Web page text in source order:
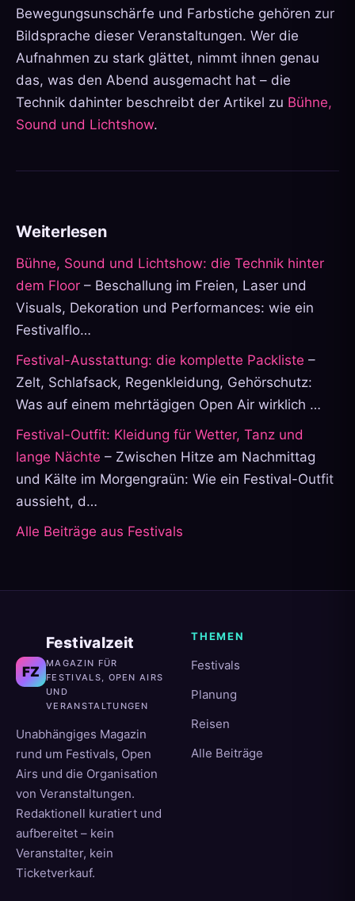
Bewegungsunschärfe und Farbstiche gehören zur
Bildsprache dieser Veranstaltungen. Wer die
Aufnahmen zu stark glättet, nimmt ihnen genau
das, was den Abend ausgemacht hat – die
Technik dahinter beschreibt der Artikel zu Bühne,
Sound und Lichtshow.
Weiterlesen
Bühne, Sound und Lichtshow: die Technik hinter
dem Floor – Beschallung im Freien, Laser und
Visuals, Dekoration und Performances: wie ein
Festivalflo…
Festival-Ausstattung: die komplette Packliste –
Zelt, Schlafsack, Regenkleidung, Gehörschutz:
Was auf einem mehrtägigen Open Air wirklich …
Festival-Outfit: Kleidung für Wetter, Tanz und
lange Nächte – Zwischen Hitze am Nachmittag
und Kälte im Morgengraün: Wie ein Festival-Outfit
aussieht, d…
Alle Beiträge aus Festivals
FZ
Festivalzeit
MAGAZIN FÜR
FESTIVALS, OPEN AIRS
UND
VERANSTALTUNGEN
Unabhängiges Magazin
rund um Festivals, Open
Airs und die Organisation
von Veranstaltungen.
Redaktionell kuratiert und
aufbereitet – kein
Veranstalter, kein
Ticketverkauf.
THEMEN
Festivals
Planung
Reisen
Alle Beiträge